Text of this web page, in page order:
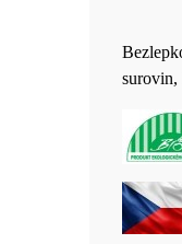
surovin,